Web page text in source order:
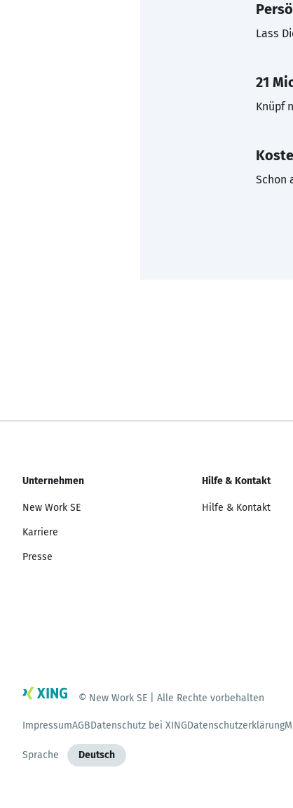
Lass
21
Knüpf
Schon
Unternehmen
New Work SE
Karriere
Presse
Hilfe & Kontakt
Hilfe & Kontakt
© New Work SE | Alle Rechte vorbehalten
ImpressumAGBDatenschutz bei XINGDatenschutzerklärung
Sprache Deutsch